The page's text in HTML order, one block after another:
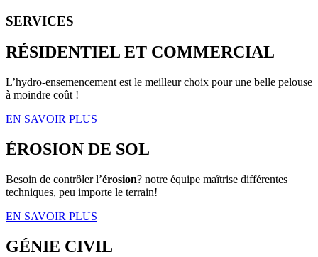
SERVICES
RÉSIDENTIEL ET COMMERCIAL
L’hydro-ensemencement est le meilleur choix pour une belle pelouse
à moindre coût !
EN SAVOIR PLUS
ÉROSION DE SOL
Besoin de contrôler l’érosion? notre équipe maîtrise différentes
techniques, peu importe le terrain!
EN SAVOIR PLUS
GÉNIE CIVIL